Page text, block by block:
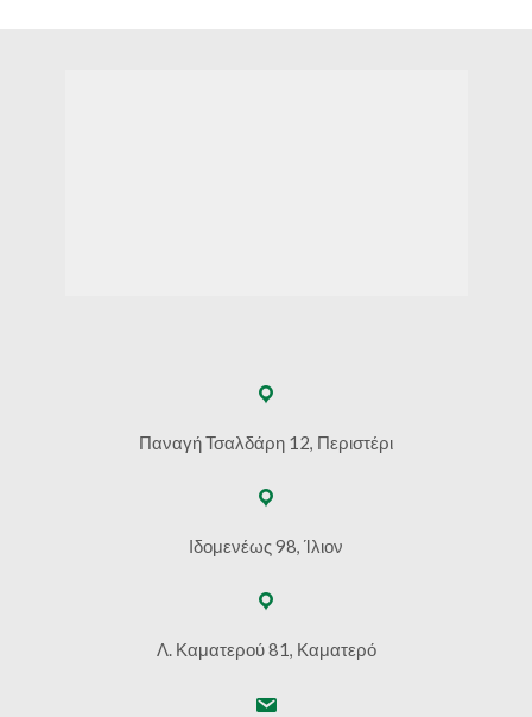
Παναγή Τσαλδάρη 12, Περιστέρι
Ιδομενέως 98, Ίλιον
Λ. Καματερού 81, Καματερό